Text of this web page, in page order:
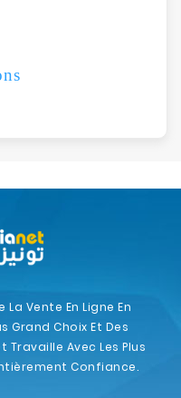
Vente En Ligne En
Grand Choix Et Des
Travaille Avec Les Plus
Confiance.